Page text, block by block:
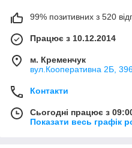
99% позитивних з 520
Працює з 10.12.2014
м. Кременчук
вул.Кооперативна 2Б,
Контакти
Сьогодні працює з
Показати весь графік